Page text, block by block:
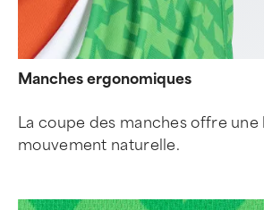
Manches ergonomiques
La coupe des manches offre
mouvement naturelle.